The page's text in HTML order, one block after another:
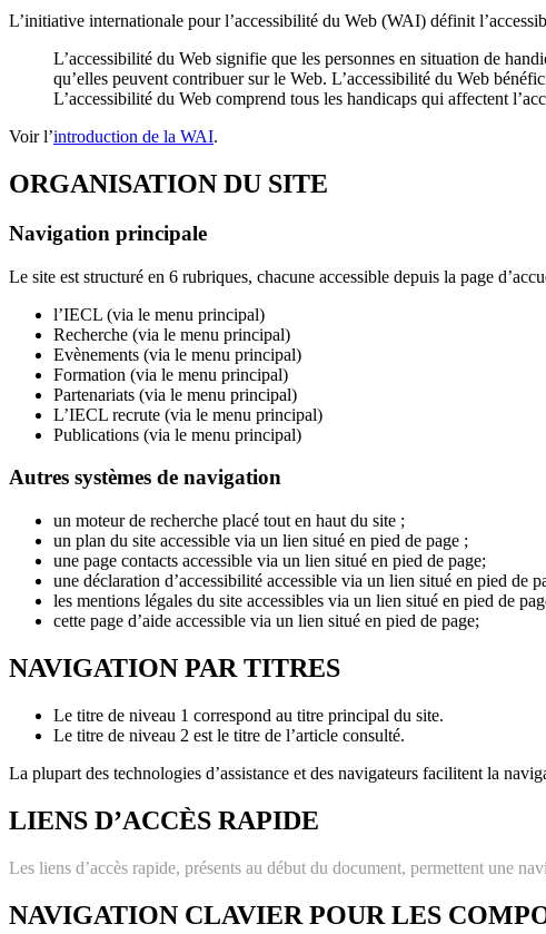
L’initiative internationale pour l’accessibilité du Web (WAI) définit
L’accessibilité du Web signifie que les personnes en situation de
qu’elles peuvent contribuer sur le Web. L’accessibilité du Web
L’accessibilité du Web comprend tous les handicaps qui affectent
Voir l’introduction de la WAI.
ORGANISATION DU SITE
Navigation principale
Le site est structuré en 6 rubriques, chacune accessible depuis la page
l’IECL (via le menu principal)
Recherche (via le menu principal)
Evènements (via le menu principal)
Formation (via le menu principal)
Partenariats (via le menu principal)
L’IECL recrute (via le menu principal)
Publications (via le menu principal)
Autres systèmes de navigation
un moteur de recherche placé tout en haut du site ;
un plan du site accessible via un lien situé en pied de page ;
une page contacts accessible via un lien situé en pied de page;
une déclaration d’accessibilité accessible via un lien situé en pied de
les mentions légales du site accessibles via un lien situé en pied de
cette page d’aide accessible via un lien situé en pied de page;
NAVIGATION PAR TITRES
Le titre de niveau 1 correspond au titre principal du site.
Le titre de niveau 2 est le titre de l’article consulté.
La plupart des technologies d’assistance et des navigateurs facilitent la
LIENS D’ACCÈS RAPIDE
Les liens d’accès rapide, présents au début du document, permettent une
NAVIGATION CLAVIER POUR LES